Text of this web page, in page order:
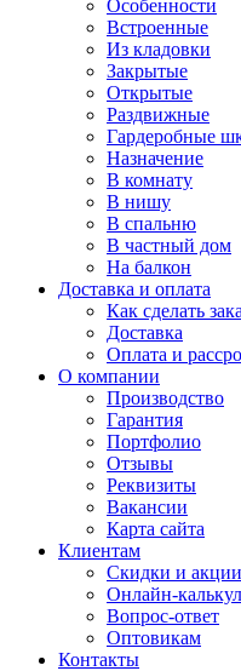
Особенности
Встроенные
Из кладовки
Закрытые
Открытые
Раздвижные
Гардеробные
Назначение
В комнату
В нишу
В спальню
В частный дом
На балкон
Доставка и оплата
Как сделать
Доставка
Оплата и
О компании
Производство
Гарантия
Портфолио
Отзывы
Реквизиты
Вакансии
Карта сайта
Клиентам
Скидки и акции
Онлайн-
Вопрос-ответ
Оптовикам
Контакты